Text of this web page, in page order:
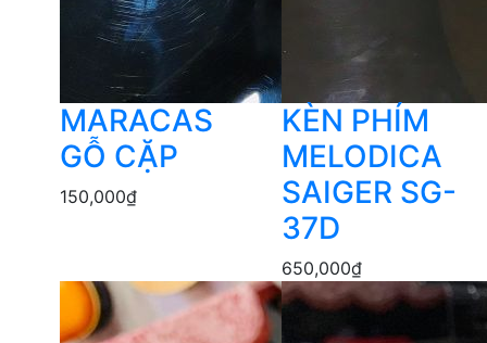
MARACAS
GỖ CẶP
150,000₫
KÈN PHÍM
MELODICA
SAIGER SG-
37D
650,000₫